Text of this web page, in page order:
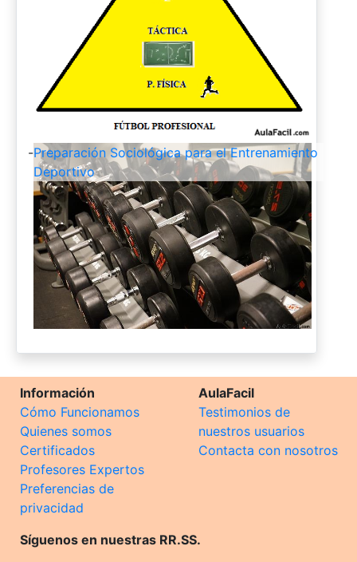
-Preparación Sociológica para el Entrenamiento
Deportivo
Información
Cómo Funcionamos
Quienes somos
Certificados
Profesores Expertos
Preferencias de
privacidad
AulaFacil
Testimonios de
nuestros usuarios
Contacta con nosotros
Síguenos en nuestras RR.SS.